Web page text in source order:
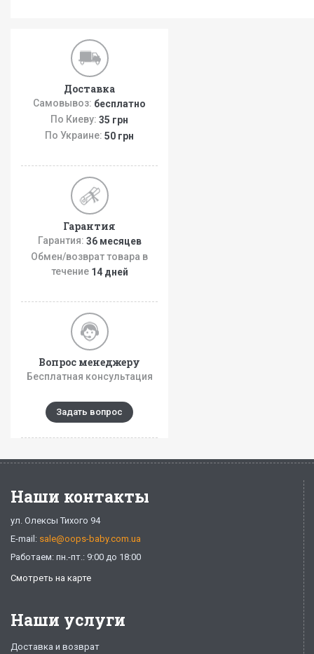
Доставка
Самовывоз: бесплатно
По Киеву: 35 грн
По Украине: 50 грн
Гарантия
Гарантия: 36 месяцев
Обмен/возврат товара в
течение 14 дней
Вопрос менеджеру
Бесплатная консультация
Задать вопрос
Наши контакты
ул. Олексы Тихого 94
E-mail: sale@oops-baby.com.ua
Работаем: пн.-пт.: 9:00 до 18:00
Смотреть на карте
Наши услуги
Доставка и возврат